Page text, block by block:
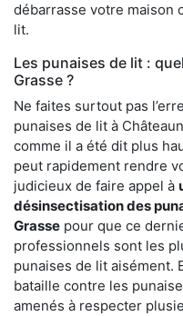
débarrasse votre maison
lit.
Les punaises de lit :
Grasse ?
Ne faites surtout pas
punaises de lit à
comme il a été dit plus
peut rapidement rendre
judicieux de faire appel à
désinsectisation des
Grasse pour que ce
professionnels sont les
punaises de lit aisément.
bataille contre les
amenés à respecter